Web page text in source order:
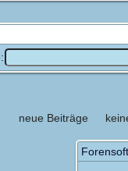
neue Beiträge